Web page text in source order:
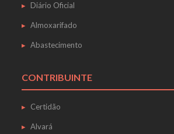
Diário Oficial
Almoxarifado
Abastecimento
CONTRIBUINTE
Certidão
Alvará